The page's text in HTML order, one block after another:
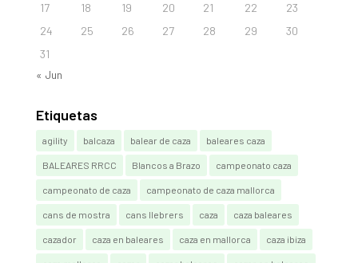
17
18 19 20 21 22
23
24
25 26 27 28 29
30
31
« Jun
Etiquetas
agility balcaza balear de caza baleares caza
BALEARES RRCC Blancos a Brazo campeonato caza
campeonato de caza campeonato de caza mallorca
cans de mostra cans llebrers caza caza baleares
cazador caza en baleares caza en mallorca caza ibiza